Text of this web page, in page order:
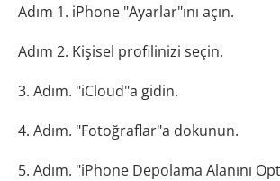
Adım 1. iPhone "Ayarlar"ını açın.
Adım 2. Kişisel profilinizi seçin.
3. Adım. "iCloud"a gidin.
4. Adım. "Fotoğraflar"a dokunun.
5. Adım. "iPhone Depolama Alanını